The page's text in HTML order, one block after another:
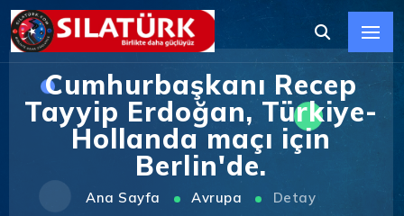
Cumhurbaşkanı Recep
Tayyip Erdoğan, Türkiye-
Hollanda maçı için
Berlin'de.
Ana Sayfa Avrupa Detay